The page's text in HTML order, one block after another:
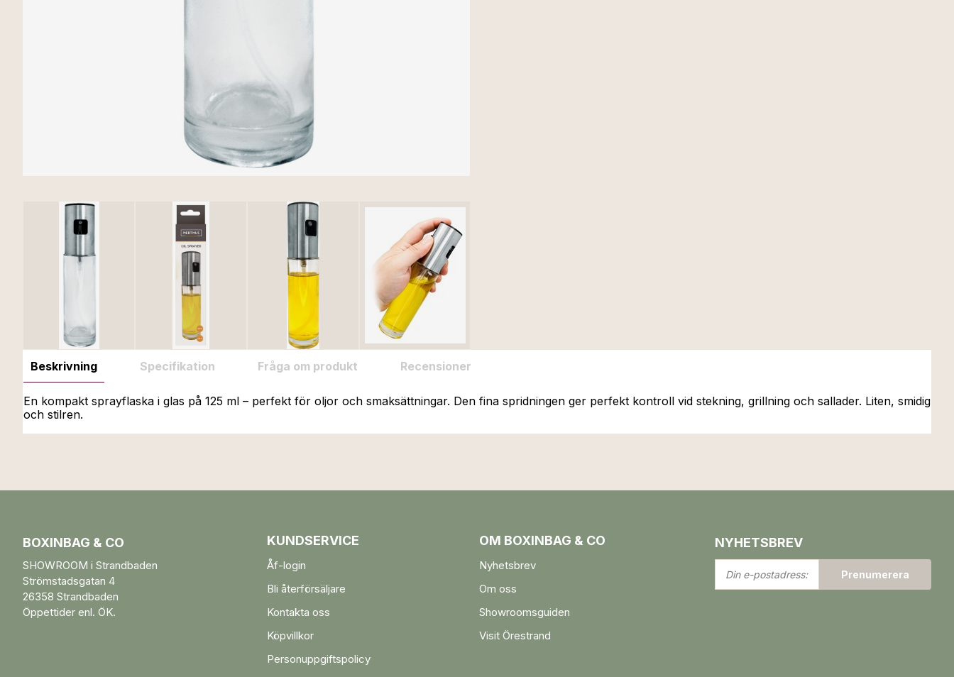
Beskrivning Specifikation Fråga om produkt Recensioner
En kompakt sprayflaska i glas på 125 ml – perfekt för oljor och smaksättningar. Den fina spridningen ger perfekt kontroll vid stekning, grillning och sallader. Liten, smidig
och stilren.
BOXINBAG & CO
SHOWROOM i Strandbaden
Strömstadsgatan 4
26358 Strandbaden
Öppettider enl. ÖK.
KUNDSERVICE
Åf-login
Bli återförsäljare
Kontakta oss
Köpvillkor
Personuppgiftspolicy
OM BOXINBAG & CO
Nyhetsbrev
Om oss
Showroomsguiden
Visit Örestrand
NYHETSBREV
Din
e-
Prenumerera